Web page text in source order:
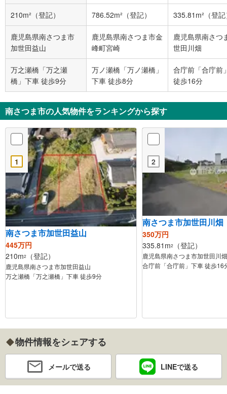
210m²（登記） 786.52m²（登記） 335.81m²（登
鹿児島県南さつま市
加世田益山
鹿児島県南さつま市金
峰町宮崎
鹿児島県南さつ
世田川畑
万之瀬橋「万之瀬
橋」下車 徒歩9分
万ノ瀬橋「万ノ瀬橋」
下車 徒歩8分
合庁前「合庁前
徒歩16分
南さつま市の人気物件をランキングから探す
1
南さつま市加世田益山
445万円
210m2 （登記）
鹿児島県南さつま市加世田益山
万之瀬橋「万之瀬橋」下車 徒歩9分
2
南さつま市加世田川畑
350万円
335.81m2 （登記）
鹿児島県南さつま市加世田川畑
合庁前「合庁前」下車 徒歩16
物件情報をシェアする
メールで送る LINEで送る